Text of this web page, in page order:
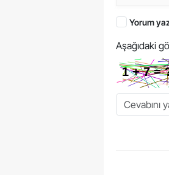
Yorum
Aşağıdaki